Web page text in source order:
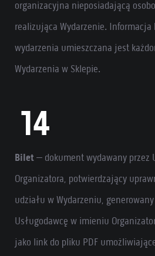
organizacyjna nieposiadającą
realizująca Wydarzenie.
wydarzenia umieszczana jest
Wydarzenia w Sklepie.
Bilet– dokument wydawany przez
Organizatora, potwierdzający
udziału w Wydarzeniu,
Usługodawcę w imieniu
jako link do pliku PDF